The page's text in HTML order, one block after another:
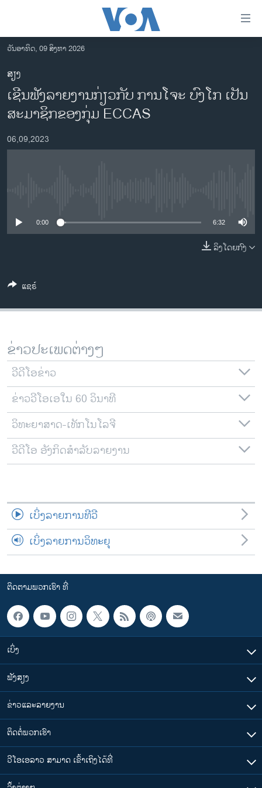
ເຂົ້າ
ຫາ
ຂ້າມ
ຂ້າມ
ຂ້າມ
ໄປ
ຫາ
ຊອກ
ລາວ
ອາເມຣິກາ
ການເລືອກຕັ້ງ ປະທານາທີບໍດີ ສະຫະລັດ 2024
ຂ່າວ​ຈີນ
ຊີວິດຊາວລາວ
ທຸລະກິດ
ພາສາອັງກິດ
ສຽງ
ລາຍການກະຈາຍສຽງ
ລາຍງານ
ຕິດຕາມພວກເຮົາ ທີ່
ພາສາຕ່າງໆ
ວັນອາທິດ, 09 ສິງຫາ 2026
ສຽງ
ເຊີນຟັງລາຍງານກ່ຽວກັບ ການໂຈະ ບົງໂກ ເປັນ
ສະມາຊິກຂອງກຸ່ມ ECCAS
06,09,2023
0:00 6:32
ລິງໂດຍກົງ
ແຊຣ໌
ຂ່າວປະເພດຕ່າງໆ
ວີດີໂອຂ່າວ
ຂ່າວວີໂອເອໃນ 60 ວິນາທີ
ວິທະຍາສາດ-ເທັກໂນໂລຈີ
ວີດີໂອ ອັງກິດສຳລັບລາຍງານ
ເບິ່ງລາຍການທີວີ
ເບິ່ງລາຍການວິທະຍຸ
ຕິດຕາມພວກເຮົາ ທີ່
ເບິ່ງ
ຟັງສຽງ
ຂ່າວແລະລາຍງານ
ຕິດຕໍ່ພວກເຮົາ
ວີໂອເອລາວ ສາມາດ ເຂົ້າເຖິງໄດ້ທີ່